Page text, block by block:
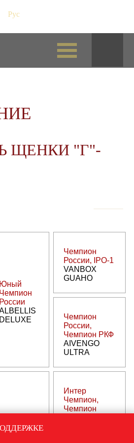
Рус
ЩЕНКИ "Г"-
Юный
Чемпион
России
DELUXE
Чемпион
России, IPO-1
VANBOX
GUAHO
Чемпион
России,
Чемпион РКФ
AIVENGO
ULTRA
Интер
Чемпион,
Чемпион